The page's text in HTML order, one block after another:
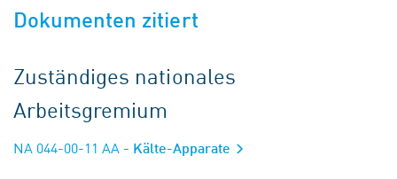
Dokumenten zitiert
Zuständiges nationales
Arbeitsgremium
NA 044-00-11 AA - Kälte-Apparate